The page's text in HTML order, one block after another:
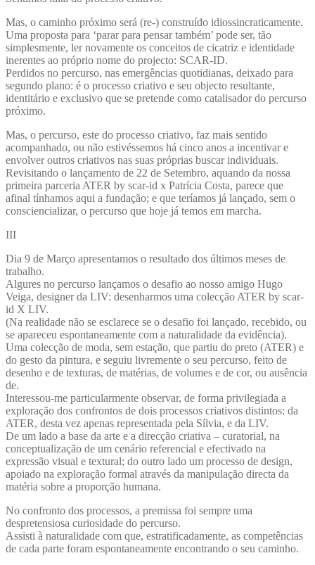
Mas, o caminho próximo será (re-) construído idiossincraticamente.
Uma proposta para ‘parar para pensar também’ pode ser, tão
simplesmente, ler novamente os conceitos de cicatriz e identidade
inerentes ao próprio nome do projecto: SCAR-ID.
Perdidos no percurso, nas emergências quotidianas, deixado para
segundo plano: é o processo criativo e seu objecto resultante,
identitário e exclusivo que se pretende como catalisador do percurso
próximo.
Mas, o percurso, este do processo criativo, faz mais sentido
acompanhado, ou não estivéssemos há cinco anos a incentivar e
envolver outros criativos nas suas próprias buscar individuais.
Revisitando o lançamento de 22 de Setembro, aquando da nossa
primeira parceria ATER by scar-id x Patrícia Costa, parece que
afinal tínhamos aqui a fundação; e que teríamos já lançado, sem o
consciencializar, o percurso que hoje já temos em marcha.
III
Dia 9 de Março apresentamos o resultado dos últimos meses de
trabalho.
Algures no percurso lançamos o desafio ao nosso amigo Hugo
Veiga, designer da LIV: desenharmos uma colecção ATER by scar-
id X LIV.
(Na realidade não se esclarece se o desafio foi lançado, recebido, ou
se apareceu espontaneamente com a naturalidade da evidência).
Uma colecção de moda, sem estação, que partiu do preto (ATER) e
do gesto da pintura, e seguiu livremente o seu percurso, feito de
desenho e de texturas, de matérias, de volumes e de cor, ou ausência
de.
Interessou-me particularmente observar, de forma privilegiada a
exploração dos confrontos de dois processos criativos distintos: da
ATER, desta vez apenas representada pela Sílvia, e da LIV.
De um lado a base da arte e a direcção criativa – curatorial, na
conceptualização de um cenário referencial e efectivado na
expressão visual e textural; do outro lado um processo de design,
apoiado na exploração formal através da manipulação directa da
matéria sobre a proporção humana.
No confronto dos processos, a premissa foi sempre uma
despretensiosa curiosidade do percurso.
Assisti à naturalidade com que, estratificadamente, as competências
de cada parte foram espontaneamente encontrando o seu caminho.